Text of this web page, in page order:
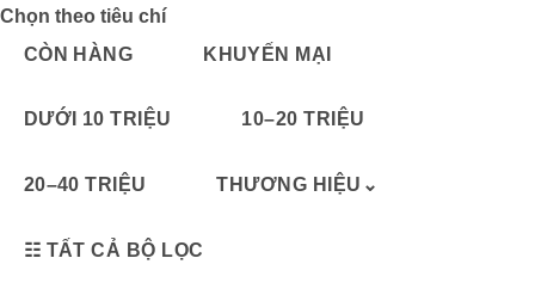
Chọn theo tiêu chí
CÒN HÀNG
KHUYẾN MẠI
DƯỚI 10 TRIỆU 10–20 TRIỆU
20–40 TRIỆU THƯƠNG HIỆU ⌄
☷ TẤT CẢ BỘ LỌC